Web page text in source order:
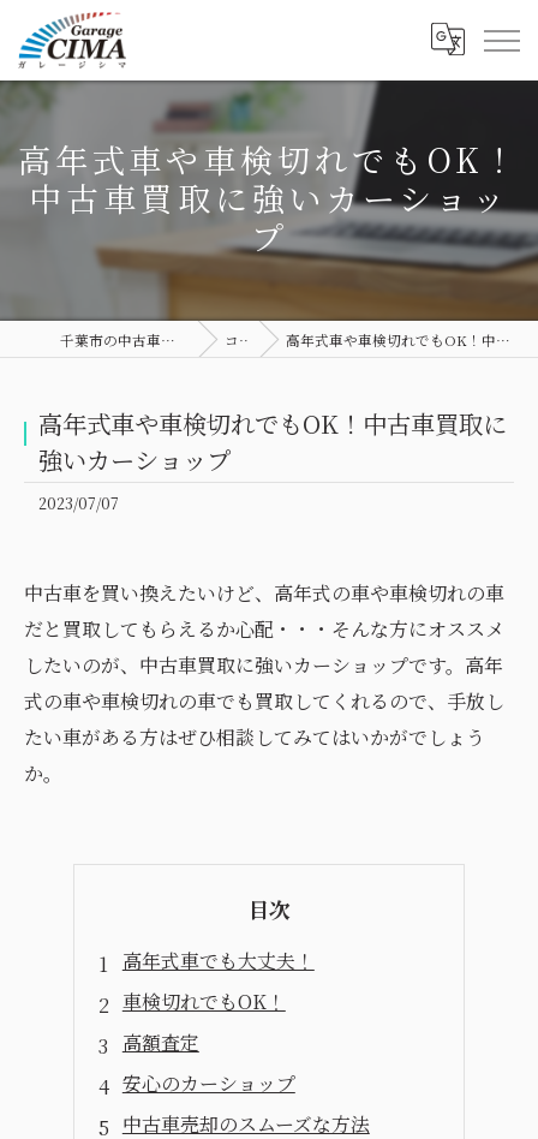
高年式車や車検切れでもOK！
中古車買取に強いカーショッ
プ
千葉市の中古車ならGarage CIMA コラム 高年式車や車検切れでもOK！中古車買取に強いカーショップ
高年式車や車検切れでもOK！中古車買取に
強いカーショップ
2023/07/07
中古車を買い換えたいけど、高年式の車や車検切れの車
だと買取してもらえるか心配・・・そんな方にオススメ
したいのが、中古車買取に強いカーショップです。高年
式の車や車検切れの車でも買取してくれるので、手放し
たい車がある方はぜひ相談してみてはいかがでしょう
か。
目次
高年式車でも大丈夫！
車検切れでもOK！
高額査定
安心のカーショップ
中古車売却のスムーズな方法